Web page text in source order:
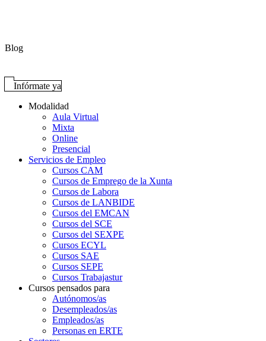
Blog
Infórmate ya
Modalidad
Aula Virtual
Mixta
Online
Presencial
Servicios de Empleo
Cursos CAM
Cursos de Emprego de la Xunta
Cursos de Labora
Cursos de LANBIDE
Cursos del EMCAN
Cursos del SCE
Cursos del SEXPE
Cursos ECYL
Cursos SAE
Cursos SEPE
Cursos Trabajastur
Cursos pensados para
Autónomos/as
Desempleados/as
Empleados/as
Personas en ERTE